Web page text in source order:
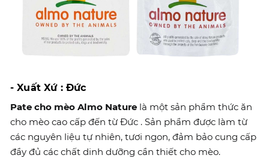
- Xuất Xứ : Đức
Pate cho mèo Almo Nature là một sản phẩm thức ăn
cho mèo cao cấp đến từ Đức . Sản phẩm được làm từ
các nguyên liệu tự nhiên, tươi ngon, đảm bảo cung cấp
đầy đủ các chất dinh dưỡng cần thiết cho mèo.